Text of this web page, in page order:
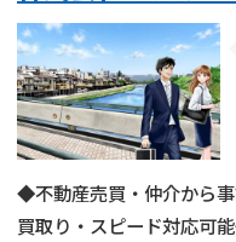
◆不動産売買・仲介から
買取り・スピード対応可